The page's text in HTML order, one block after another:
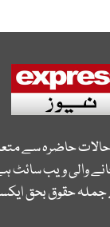
حالات حاضرہ سے
والی ویب سائٹ
جملہ حقوق بحق